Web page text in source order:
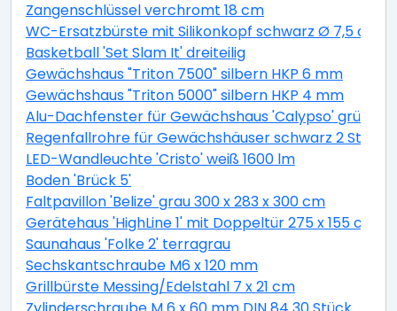
Zangenschlüssel verchromt 18 cm
WC-Ersatzbürste mit Silikonkopf schwarz Ø 7,5 cm
Basketball 'Set Slam It' dreiteilig
Gewächshaus "Triton 7500" silbern HKP 6 mm
Gewächshaus "Triton 5000" silbern HKP 4 mm
Alu-Dachfenster für Gewächshaus 'Calypso' grün
Regenfallrohre für Gewächshäuser schwarz 2 Stück
LED-Wandleuchte 'Cristo' weiß 1600 lm
Boden 'Brück 5'
Faltpavillon 'Belize' grau 300 x 283 x 300 cm
Gerätehaus 'HighLine 1' mit Doppeltür 275 x 155 cm
Saunahaus 'Folke 2' terragrau
Sechskantschraube M6 x 120 mm
Grillbürste Messing/Edelstahl 7 x 21 cm